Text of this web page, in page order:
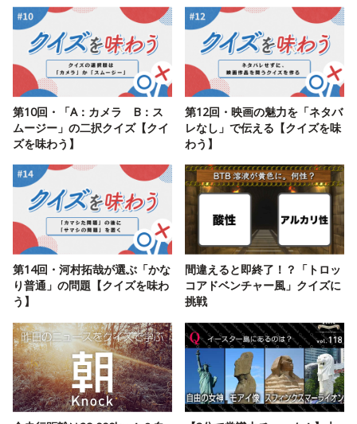
第10回・「A：カメラ B：ス
ムージー」の二択クイズ【クイ
ズを味わう】
第12回・映画の魅力を「ネタバ
レなし」で伝える【クイズを味
わう】
第14回・河村拓哉が選ぶ「かな
り普通」の問題【クイズを味わ
う】
間違えると即終了！？「トロッ
コアドベンチャー風」クイズに
挑戦